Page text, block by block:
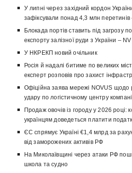
У липні через західний кордон
зафіксували понад 4,3 млн
Блокада портів ставить під загрозу
експорту залізної руди з України – NV
У НКРЕКП новий очільник
Росія й надалі битиме по великих
експерт розповів про захист
Офіційна заява мережі NOVUS щодо
удару по логістичному центру
Продаж овочів із городу у 2026 році:
українцям доведеться платити
ЄС спрямує Україні €1,4 млрд за
від заморожених активів РФ
На Миколаївщині через атаки РФ
школа та судно